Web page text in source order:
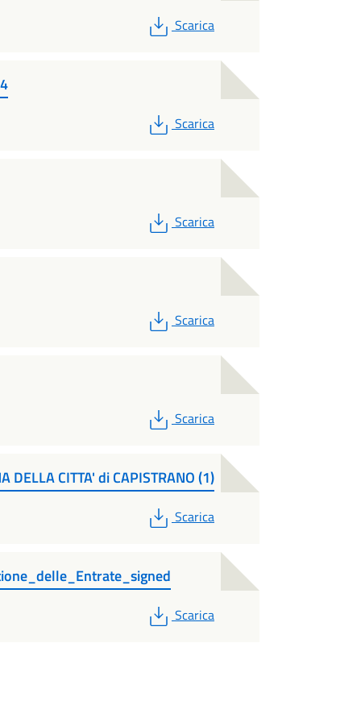
PDF
Scarica
PDF
Scarica
PDF
Scarica
PDF
Scarica
PDF
Scarica
DELLA CITTA' di CAPISTRANO (1)
PDF
Scarica
PDF
Scarica